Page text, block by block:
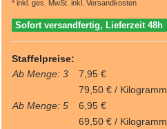
* inkl. ges. MwSt. inkl. Versandkosten
Sofort versandfertig, Lieferzeit 48h
Staffelpreise:
Ab Menge: 3
7,95 €
79,50 € / Kilogramm
Ab Menge: 5
6,95 €
69,50 € / Kilogramm